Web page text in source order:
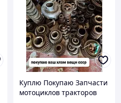
Куплю Покупаю Запчасти
мотоциклов тракторов